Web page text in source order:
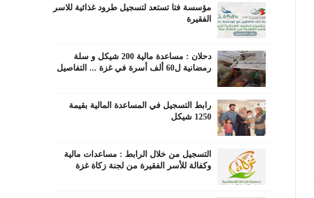
مؤسسة فتا تستعد لتسجيل طرود غذائية للاسر
الفقيرة
دحلان : مساعدة مالية 200 شيكل و سلة
رمضانية ل60 ألف أسرة في غزة ... التفاصيل
رابط التسجيل في المساعدة المالية بقيمة
1250 شيكل
التسجيل من خلال الرابط : مساعدات مالية
وكفالة للأسر الفقيرة من لجنة زكاة غزة